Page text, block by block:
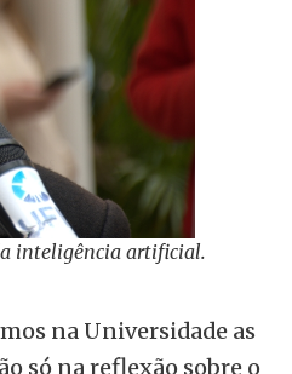
inteligência artificial.
na Universidade as
só na reflexão sobre o